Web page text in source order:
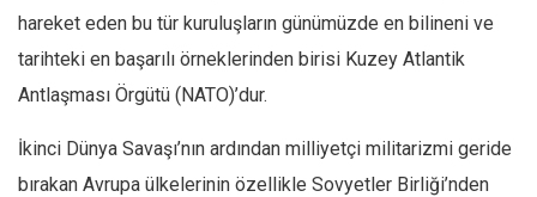
hareket eden bu tür kuruluşların günümüzde en bilineni ve
tarihteki en başarılı örneklerinden birisi Kuzey Atlantik
Antlaşması Örgütü (NATO)’dur.
İkinci Dünya Savaşı’nın ardından milliyetçi militarizmi geride
bırakan Avrupa ülkelerinin özellikle Sovyetler Birliği’nden